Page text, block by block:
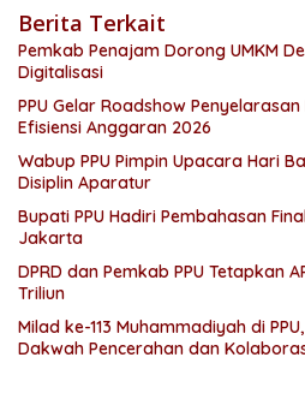
Berita Terkait
Pemkab Penajam Dorong UMKM
Digitalisasi
PPU Gelar Roadshow
Efisiensi Anggaran 2026
Wabup PPU Pimpin Upacara Hari
Disiplin Aparatur
Bupati PPU Hadiri Pembahasan
Jakarta
DPRD dan Pemkab PPU Tetapkan
Triliun
Milad ke-113 Muhammadiyah di
Dakwah Pencerahan dan